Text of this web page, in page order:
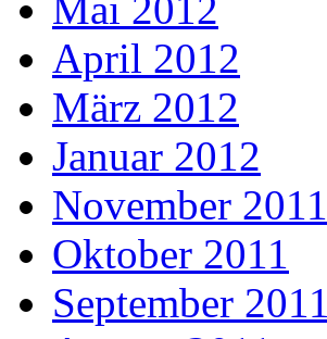
April 2012
März 2012
Januar 2012
November 2011
Oktober 2011
September 2011